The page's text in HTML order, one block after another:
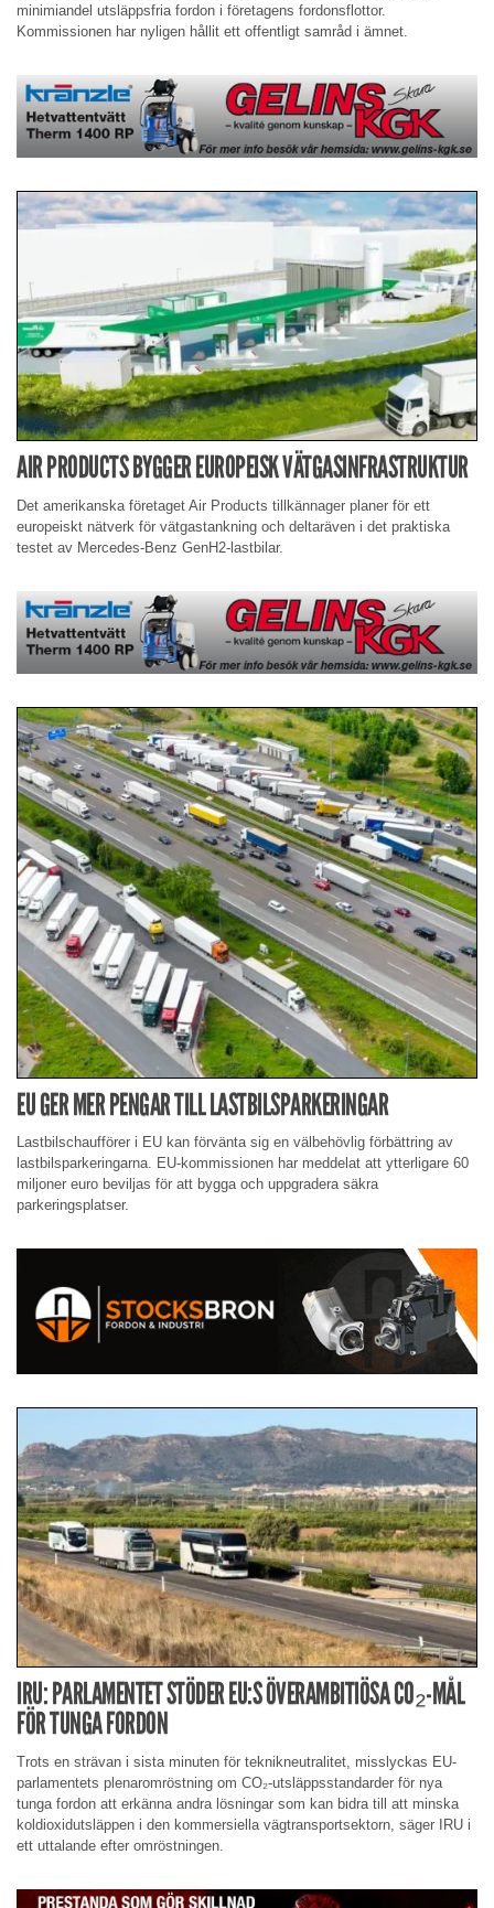
minimiandel utsläppsfria fordon i företagens fordonsflottor.
Kommissionen har nyligen hållit ett offentligt samråd i ämnet.
AIR PRODUCTS BYGGER EUROPEISK VÄTGASINFRASTRUKTUR
Det amerikanska företaget Air Products tillkännager planer för ett
europeiskt nätverk för vätgastankning och deltaräven i det praktiska
testet av Mercedes-Benz GenH2-lastbilar.
EU GER MER PENGAR TILL LASTBILSPARKERINGAR
Lastbilschaufförer i EU kan förvänta sig en välbehövlig förbättring av
lastbilsparkeringarna. EU-kommissionen har meddelat att ytterligare 60
miljoner euro beviljas för att bygga och uppgradera säkra
parkeringsplatser.
IRU: PARLAMENTET STÖDER EU:S ÖVERAMBITIÖSA CO₂-MÅL
FÖR TUNGA FORDON
Trots en strävan i sista minuten för teknikneutralitet, misslyckas EU-
parlamentets plenaromröstning om CO₂-utsläppsstandarder för nya
tunga fordon att erkänna andra lösningar som kan bidra till att minska
koldioxidutsläppen i den kommersiella vägtransportsektorn, säger IRU i
ett uttalande efter omröstningen.